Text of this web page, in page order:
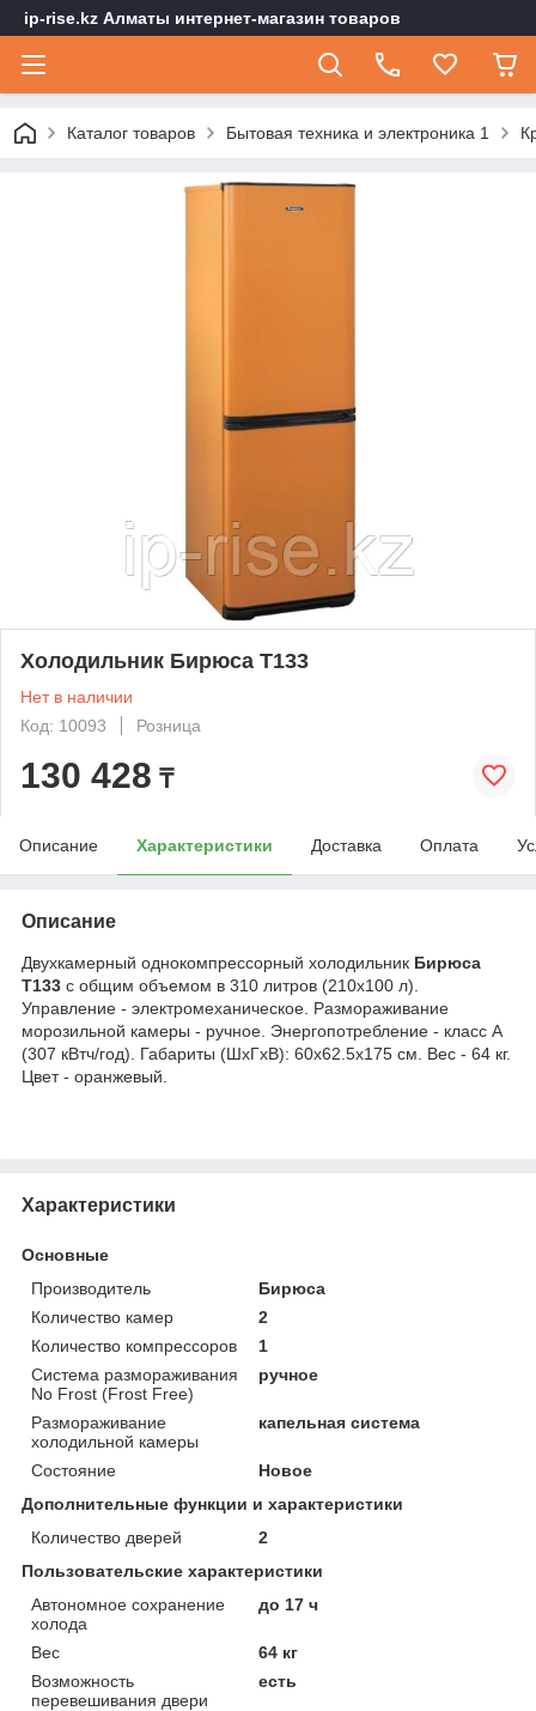
ip-rise.kz Алматы интернет-магазин товаров
Каталог товаров Бытовая техника и электроника 1
Холодильник Бирюса T133
Нет в наличии
Код: 10093
Розница
130 428 ₸
Описание Характеристики Доставка Оплата
Описание
Двухкамерный однокомпрессорный холодильник Бирюса
Т133 с общим объемом в 310 литров (210х100 л).
Управление - электромеханическое. Размораживание
морозильной камеры - ручное. Энергопотребление - класс A
(307 кВтч/год). Габариты (ШхГхВ): 60x62.5x175 см. Вес - 64 кг.
Цвет - оранжевый.
Характеристики
Основные
Производитель
Бирюса
Количество камер
2
Количество компрессоров
1
Система размораживания
No Frost (Frost Free)
ручное
Размораживание
холодильной камеры
капельная система
Состояние
Новое
Дополнительные функции и характеристики
Количество дверей
2
Пользовательские характеристики
Автономное сохранение
холода
до 17 ч
Вес
64 кг
Возможность
перевешивания двери
есть